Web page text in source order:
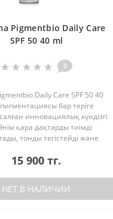
Pigmentbio Daily Care
SPF 50 40 ml
0
Daily Care SPF 50 40
бар теріге
инновациялық күндізгі
қара дақтарды тиімді
тонды тегістейді және
ультракүлгін ..
15 900 тг.
НЕТ В НАЛИЧИИ